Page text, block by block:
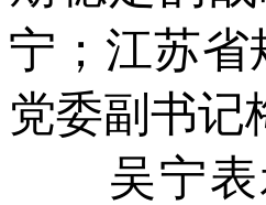
宁；江苏省
党委副书记
吴宁表示